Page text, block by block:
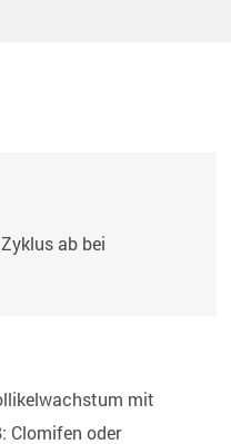
ab bei
mit
Clomifen oder